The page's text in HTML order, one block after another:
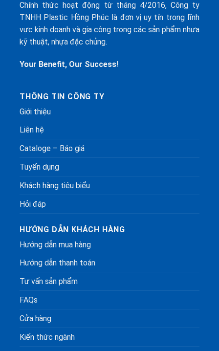
Chính thức hoạt động từ tháng 4/2016, Công ty
TNHH Plastic Hồng Phúc là đơn vị uy tín trong lĩnh
vực kinh doanh và gia công trong các sản phẩm nhựa
kỹ thuật, nhựa đặc chủng.
Your Benefit, Our Success!
THÔNG TIN CÔNG TY
Giới thiệu
Liên hệ
Cataloge – Báo giá
Tuyển dụng
Khách hàng tiêu biểu
Hỏi đáp
HƯỚNG DẪN KHÁCH HÀNG
Hướng dẫn mua hàng
Hướng dẫn thanh toán
Tư vấn sản phẩm
FAQs
Cửa hàng
Kiến thức ngành